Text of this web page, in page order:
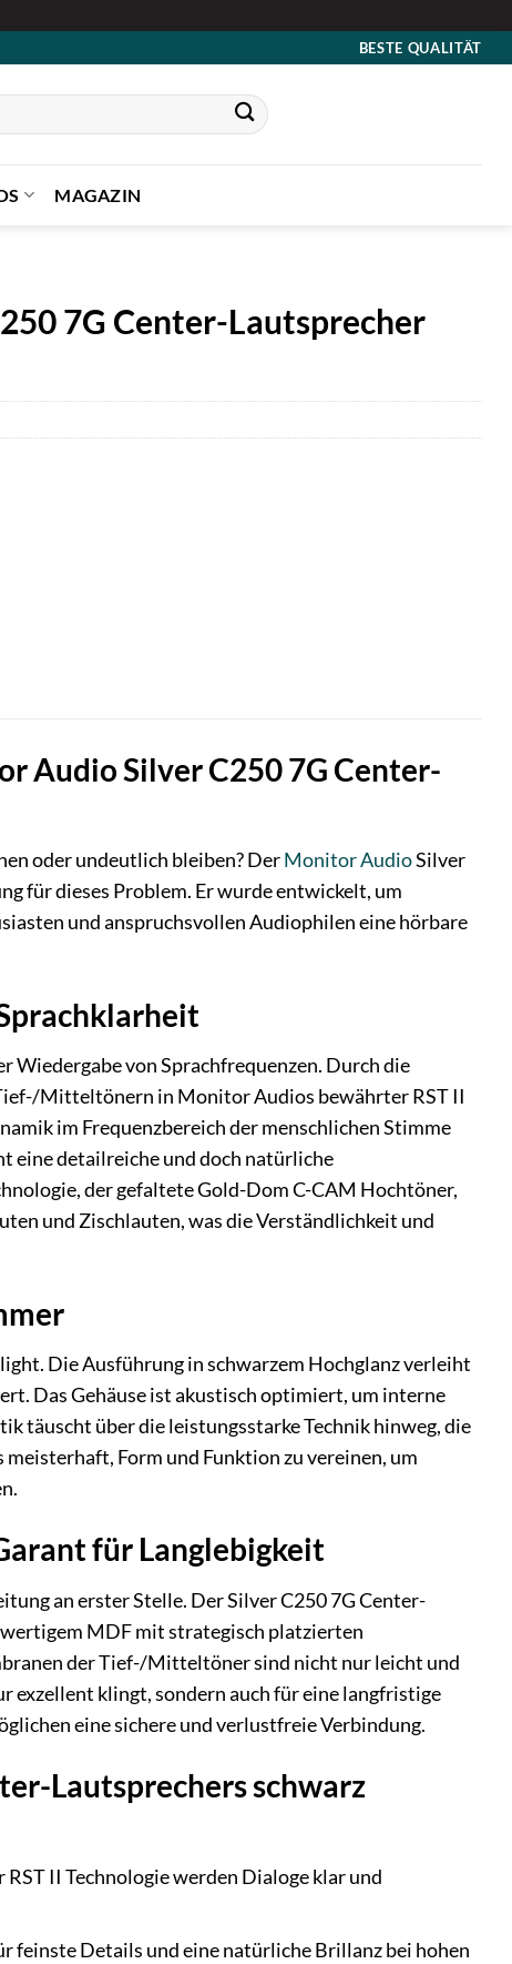
BESTE QUALITÄT
MAGAZIN
7G Center-Lautsprecher
Audio Silver C250 7G Center-
oder undeutlich bleiben? DerMonitor AudioSilver
für dieses Problem. Er wurde entwickelt, um
und anspruchsvollen Audiophilen eine hörbare
Wiedergabe von Sprachfrequenzen. Durch die
Mitteltönern in Monitor Audios bewährter RST II
im Frequenzbereich der menschlichen Stimme
detailreiche und doch natürliche
der gefaltete Gold-Dom C-CAM Hochtöner,
und Zischlauten, was die Verständlichkeit und
Die Ausführung in schwarzem Hochglanz verleiht
Das Gehäuse ist akustisch optimiert, um interne
täuscht über die leistungsstarke Technik hinweg, die
Form und Funktion zu vereinen, um
für Langlebigkeit
an erster Stelle. Der Silver C250 7G Center-
MDF mit strategisch platzierten
der Tief-/Mitteltöner sind nicht nur leicht und
exzellent klingt, sondern auch für eine langfristige
eine sichere und verlustfreie Verbindung.
Lautsprechers schwarz
II Technologie werden Dialoge klar und
feinste Details und eine natürliche Brillanz bei hohen